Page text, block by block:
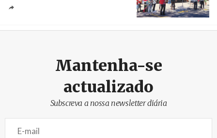
Mantenha-se
actualizado
Subscreva a nossa newsletter diária